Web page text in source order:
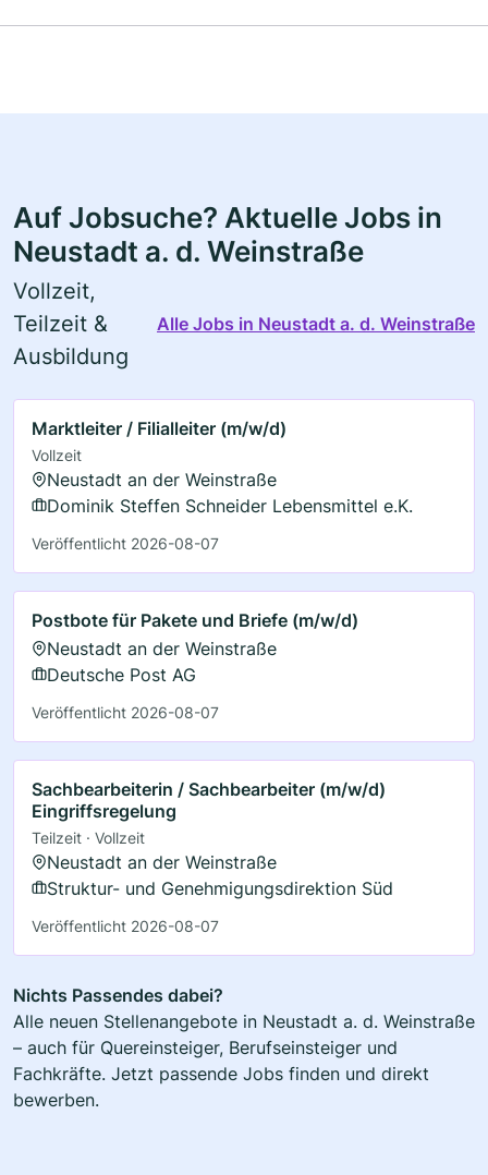
Auf Jobsuche? Aktuelle Jobs in
Neustadt a. d. Weinstraße
Vollzeit,
Teilzeit &
Ausbildung
Alle Jobs in Neustadt a. d. Weinstraße
Marktleiter / Filialleiter (m/w/d)
Vollzeit
Neustadt an der Weinstraße
Dominik Steffen Schneider Lebensmittel e.K.
Veröffentlicht 2026-08-07
Postbote für Pakete und Briefe (m/w/d)
Neustadt an der Weinstraße
Deutsche Post AG
Veröffentlicht 2026-08-07
Sachbearbeiterin / Sachbearbeiter (m/w/d)
Eingriffsregelung
Teilzeit · Vollzeit
Neustadt an der Weinstraße
Struktur- und Genehmigungsdirektion Süd
Veröffentlicht 2026-08-07
Nichts Passendes dabei?
Alle neuen Stellenangebote in Neustadt a. d. Weinstraße
– auch für Quereinsteiger, Berufseinsteiger und
Fachkräfte. Jetzt passende Jobs finden und direkt
bewerben.